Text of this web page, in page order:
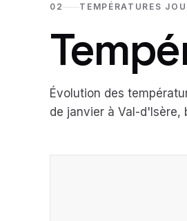
02 TEMPÉRATURES
Évolution des
de janvier à Val-d'Isère,